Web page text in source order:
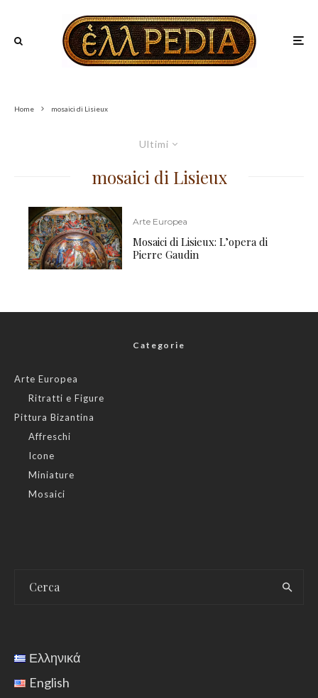
Home mosaici di Lisieux
Ultimi
mosaici di Lisieux
Arte Europea
Mosaici di Lisieux: L’opera di
Pierre Gaudin
Categorie
Arte Europea
Ritratti e Figure
Pittura Bizantina
Affreschi
Icone
Miniature
Mosaici
Ελληνικά
English